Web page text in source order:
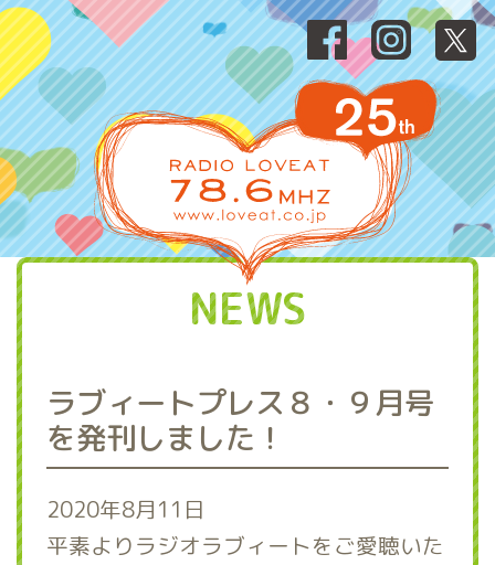
NEWS
ラブィートプレス８・９月号
を発刊しました！
2020年8月11日
平素よりラジオラブィートをご愛聴いた